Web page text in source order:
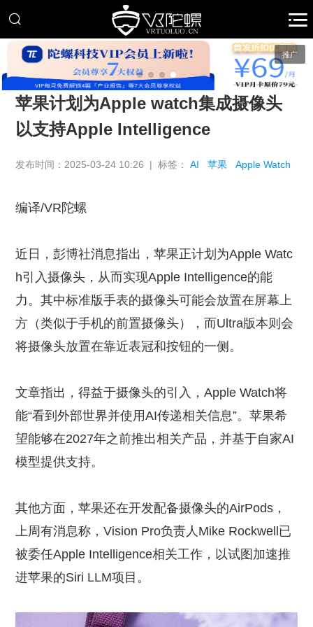
推广
苹果计划为Apple watch集成摄像头
以支持Apple Intelligence
发布时间：2025-03-24 10:26 | 标签：AI 苹果 Apple Watch
编译/VR陀螺
近日，彭博社消息指出，苹果正计划为Apple Watc
h引入摄像头，从而实现Apple Intelligence的能
力。其中标准版手表的摄像头可能会放置在屏幕上
方（类似于手机的前置摄像头），而Ultra版本则会
将摄像头放置在靠近表冠和按钮的一侧。
文章指出，得益于摄像头的引入，Apple Watch将
能“看到外部世界并使用AI传递相关信息”。苹果希
望能够在2027年之前推出相关产品，并基于自家AI
模型提供支持。
其他方面，苹果还在开发配备摄像头的AirPods，
上周有消息称，Vision Pro负责人Mike Rockwell已
被委任Apple Intelligence相关工作，以试图加速推
进苹果的Siri LLM项目。